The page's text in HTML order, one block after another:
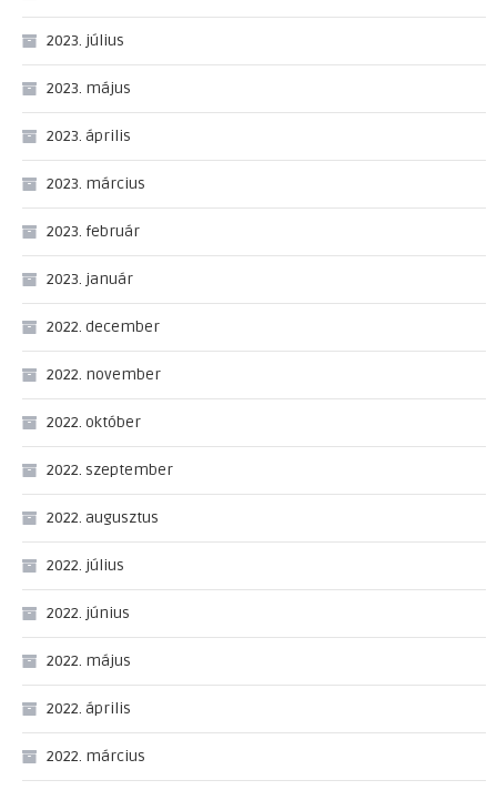
2023. július
2023. május
2023. április
2023. március
2023. február
2023. január
2022. december
2022. november
2022. október
2022. szeptember
2022. augusztus
2022. július
2022. június
2022. május
2022. április
2022. március